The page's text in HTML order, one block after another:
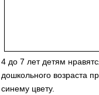
4 до 7 лет детям
дошкольного возраста
синему цвету.